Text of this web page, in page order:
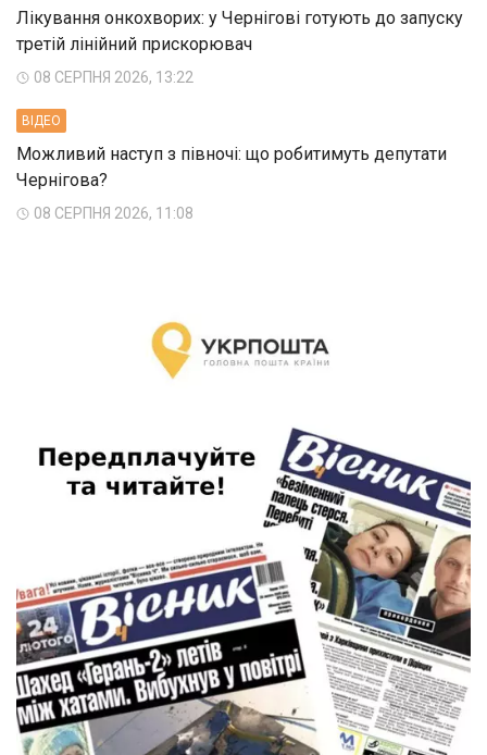
Лікування онкохворих: у Чернігові готують до запуску
третій лінійний прискорювач
08 СЕРПНЯ 2026, 13:22
ВIДЕО
Можливий наступ з півночі: що робитимуть депутати
Чернігова?
08 СЕРПНЯ 2026, 11:08